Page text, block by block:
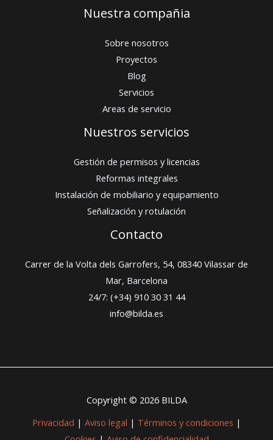
Nuestra compañia
Sobre nosotros
Proyectos
Blog
Servicios
Areas de servicio
Nuestros servicios
Gestión de permisos y licencias
Reformas integrales
Instalación de mobiliario y equipamiento
Señalización y rotulación
Contacto
Carrer de la Volta dels Garrofers, 54, 08340 Vilassar de
Mar, Barcelona
24/7: (+34) 910 30 31 44
info@bilda.es
Copyright © 2026 BILDA
Privacidad | Aviso legal | Términos y condiciones |